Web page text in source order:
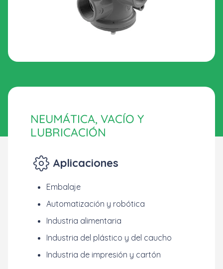
NEUMÁTICA, VACÍO Y
LUBRICACIÓN
Aplicaciones
Embalaje
Automatización y robótica
Industria alimentaria
Industria del plástico y del caucho
Industria de impresión y cartón